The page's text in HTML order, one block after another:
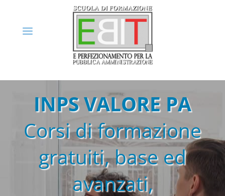
INPS VALORE PA
Corsi di formazione
gratuiti, base ed
avanzati,